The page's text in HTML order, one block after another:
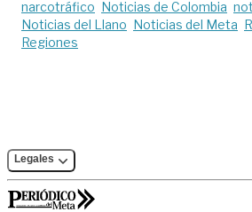
narcotráfico Noticias de Colombia
Noticias del Llano Noticias del Meta
Regiones
Legales